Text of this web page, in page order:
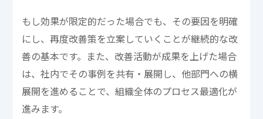
もし効果が限定的だった場合でも、その要因を明確
にし、再度改善策を立案していくことが継続的な改
善の基本です。また、改善活動が成果を上げた場合
は、社内でその事例を共有・展開し、他部門への横
展開を進めることで、組織全体のプロセス最適化が
進みます。